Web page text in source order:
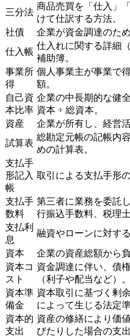
三分法
商品売買を「仕入」
けて仕訳する方法。
社債
企業が資金調達のた
仕入帳
仕入れに関する詳細
補助簿。
事業所
得
個人事業主が事業で
額。
自己資
本比率
企業の中長期的な健
資本 ÷ 総資本。
資産
企業が所有し、経営
試算表
総勘定元帳の記帳内
めの計算表。
支払手
形記入
帳
取引による支払手形
支払手
数料
第三者に業務を委託
行振込手数料、税理
支払利
息
融資やローンに対す
資本
企業の資産総額から
資本コ
スト
資金調達に伴い、債
（利子や配当など）。
資本準
備金
資本取引に基づく剰
によって生じる法定準
資本的
支出
資産の修繕により価
びたりした場合の支出